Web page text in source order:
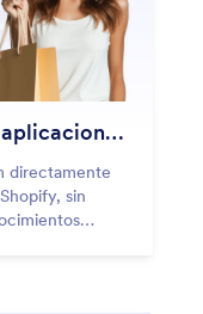
Instalar desde la tienda de aplicaciones de Shopify
directamente
sin